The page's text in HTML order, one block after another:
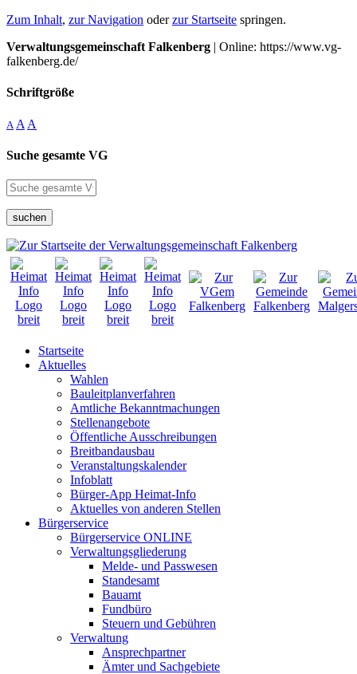
Zum Inhalt, zur Navigation oderzur Startseite springen.
Verwaltungsgemeinschaft Falkenberg | Online: https://www.vg-
falkenberg.de/
Schriftgröße
A A A
Suche gesamte VG
suchen
Startseite
Aktuelles
Wahlen
Bauleitplanverfahren
Amtliche Bekanntmachungen
Stellenangebote
Öffentliche Ausschreibungen
Breitbandausbau
Veranstaltungskalender
Infoblatt
Bürger-App Heimat-Info
Aktuelles von anderen Stellen
Bürgerservice
Bürgerservice ONLINE
Verwaltungsgliederung
Melde- und Passwesen
Standesamt
Bauamt
Fundbüro
Steuern und Gebühren
Verwaltung
Ansprechpartner
Ämter und Sachgebiete